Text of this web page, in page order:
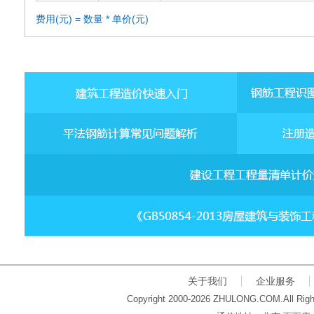
费用(元) = 数量 * 单价(元)
关于我们 企业服务
Copyright 2000-2026 ZHULONG.COM.All